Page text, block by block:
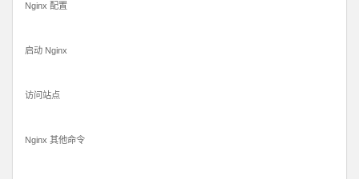
Nginx 配置
启动 Nginx
访问站点
Nginx 其他命令